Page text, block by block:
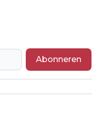
Abonneren